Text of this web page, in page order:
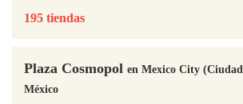
195 tiendas
Plaza Cosmopol en Mexico City
México